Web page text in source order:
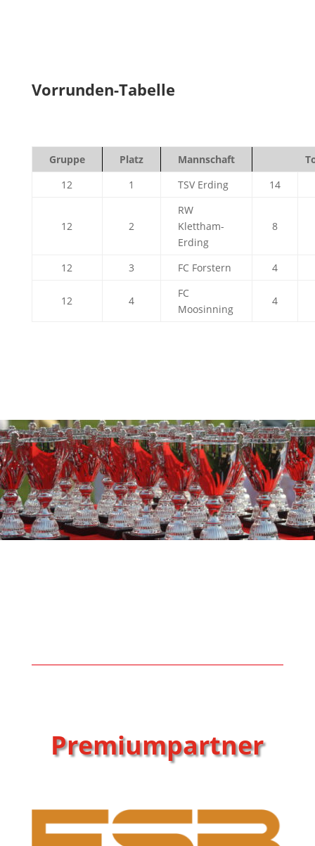
Vorrunden-Tabelle
Gruppe Platz Mannschaft
12
1 TSV Erding 14
12 2
RW
Klettham-
Erding
8
12 3 FC Forstern 4
12 4
FC
Moosinning
4
Premiumpartner